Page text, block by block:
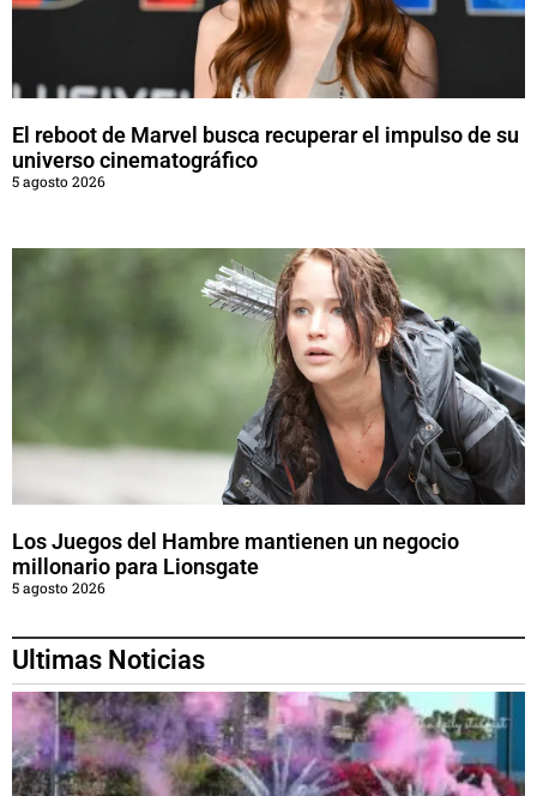
El reboot de Marvel busca recuperar el impulso de su
universo cinematográfico
5 agosto 2026
Los Juegos del Hambre mantienen un negocio
millonario para Lionsgate
5 agosto 2026
Ultimas Noticias